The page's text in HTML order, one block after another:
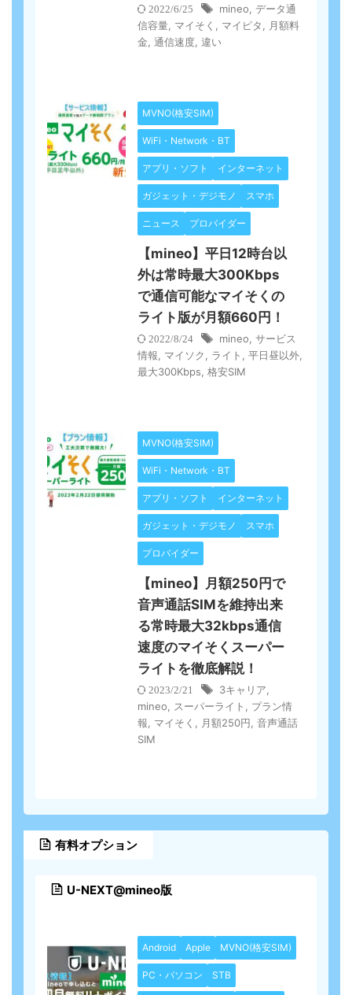
2022/6/25 mineo
データ通
信容量 マイそく マイピタ
月額料
金 通信速度 違い
MVNO(格安SIM)
WiFi・Network・BT
アプリ・ソフト インターネット
ガジェット・デジモノ スマホ
ニュース プロバイダー
【mineo】平日12時台以
外は常時最大300Kbps
で通信可能なマイそくの
ライト版が月額660円！
2022/8/24 mineo サービス
情報
マイソク ライト 平日昼以外
最大300Kbps 格安SIM
MVNO(格安SIM)
WiFi・Network・BT
アプリ・ソフト インターネット
ガジェット・デジモノ スマホ
プロバイダー
【mineo】月額250円で
音声通話SIMを維持出来
る常時最大32kbps通信
速度のマイそくスーパー
ライトを徹底解説！
2023/2/21 3キャリア
mineo
スーパーライト
プラン情
報
マイそく 月額250円 音声通話
SIM
有料オプション
U-NEXT@mineo版
Android Apple MVNO(格安SIM)
PC・パソコン STB